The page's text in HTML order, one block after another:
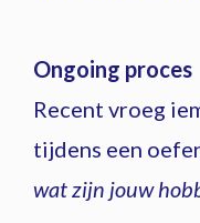
Ongoing proces
Recent vroeg
tijdens een
wat zijn jouw